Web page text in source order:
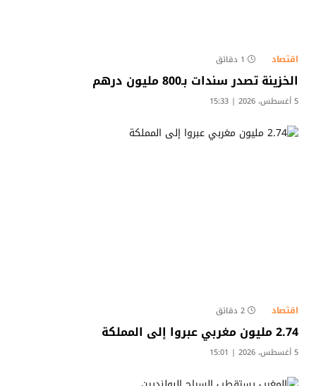
اقتصاد 1 دقائق
الخزينة تصدر سندات بـ800 مليون درهم
5 أغسطس، 2026 | 15:33
اقتصاد 2 دقائق
2.74 مليون مغربي عبروا إلى المملكة
5 أغسطس، 2026 | 15:01